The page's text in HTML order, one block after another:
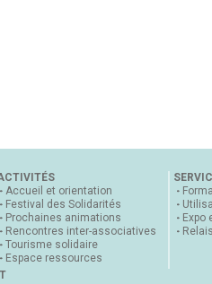
Accueil et orientation
Festival des Solidarités
Prochaines animations
Rencontres inter-associatives
Tourisme solidaire
Espace ressources
Expo